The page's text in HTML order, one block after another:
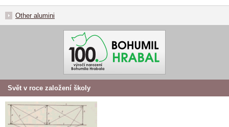
Other alumini
Svět v roce založení školy